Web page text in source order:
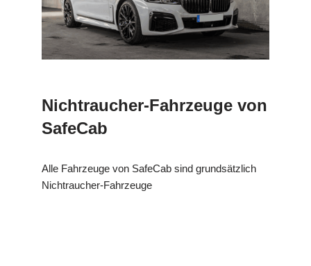
Nichtraucher-Fahrzeuge von
SafeCab
Alle Fahrzeuge von SafeCab sind grundsätzlich
Nichtraucher-Fahrzeuge